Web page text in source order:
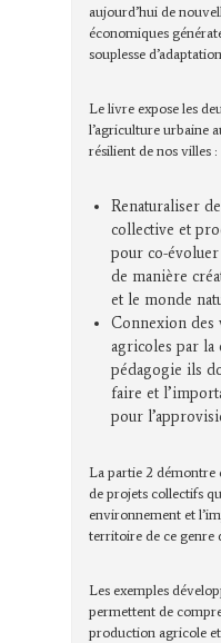
aujourd’hui de
économiques
souplesse
Le livre expose les
l’agriculture urbaine
résilient de nos villes :
Renaturaliser
collective et
pour co-
de manière
et le monde
Connexion des
agricoles par la
pédagogie ils
faire et
pour
La partie 2 démontre
de projets collectifs
environnement et
territoire de ce genre
Les exemples
permettent de
production agricole